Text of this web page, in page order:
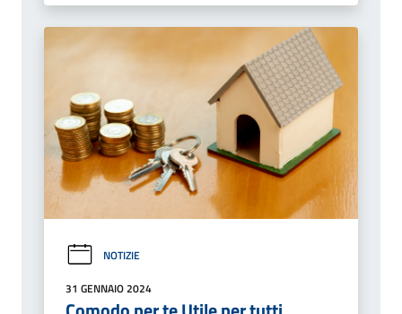
NOTIZIE
31 GENNAIO 2024